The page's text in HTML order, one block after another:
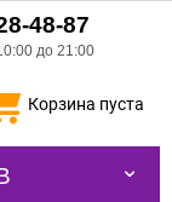
48-87
до 21:00
Корзина пуста